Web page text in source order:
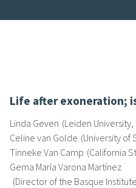
Life after exoneration;
Linda Geven Leiden
Celine van Golde University of
Tinneke Van Camp California
Gema María Varona Martínez
Director of the Basque